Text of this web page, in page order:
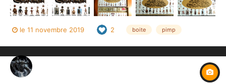
le 11 novembre 2019 2 boite pimp